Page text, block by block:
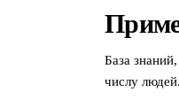
База
числу людей.